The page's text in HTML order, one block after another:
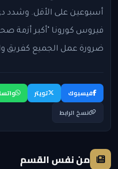
أسبوعين على الأقل. وشدد
فيروس كورونا "أكبر أزمة
ضرورة عمل الجميع كفريق
فيسبوك تويتر
نسخ الرابط
من نفس القسم